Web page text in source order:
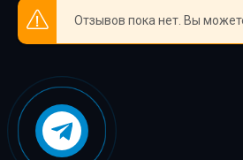
Отзывов пока нет. Вы